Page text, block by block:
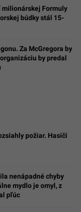
milionárskej Formuly
búdky stál 15-
Za McGregora by
by predal
požiar. Hasiči
nenápadné chyby
mydlo je omyl, z
pľúc